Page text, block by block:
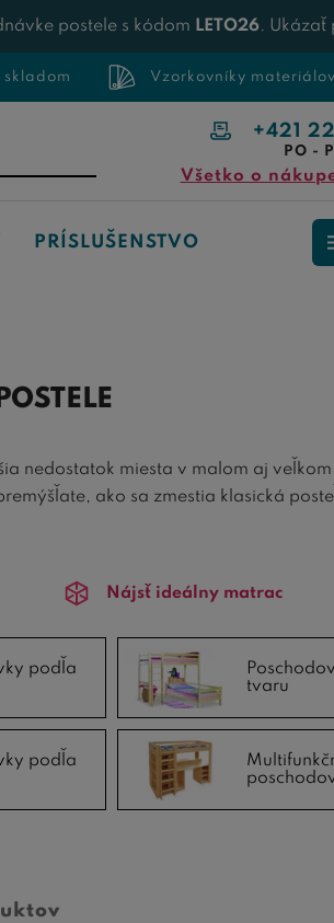
postele s kódom LETO26. Ukázať
Vzorkovníky
+421
PO -
Všetko o
PRÍSLUŠENSTVO
nedostatok miesta v malom aj
ako sa zmestia klasická
postele. Ak sa rozhodnete kúpiť
so skriňou a stolom.
postele pre deti , pri ktorých
izbe, naše
detské poschodové postele
z masívualebo lacnejšie modely a
naBezvaPostele.ska vyberte si tú,
Nájsť ideálny matrac
podľa
tvaru
podľa